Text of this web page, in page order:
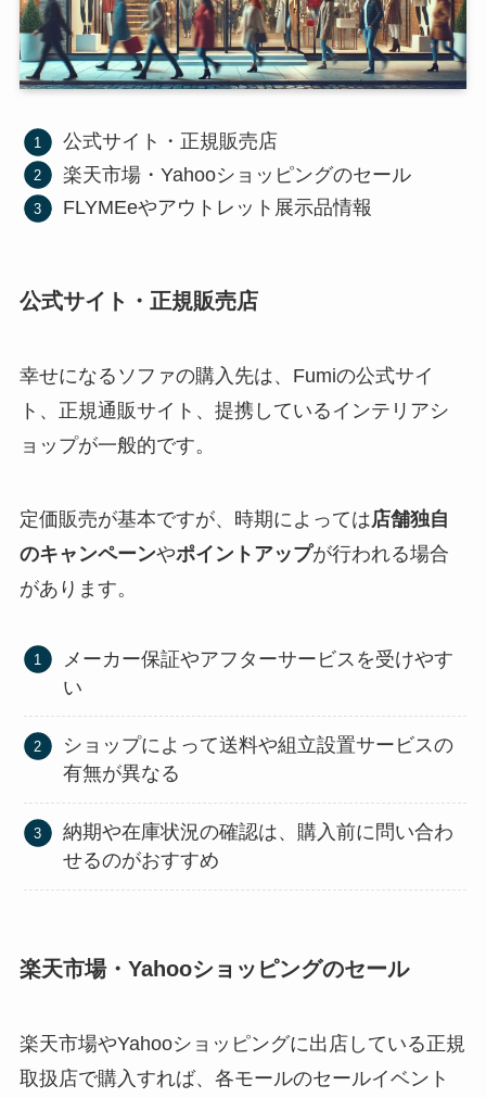
公式サイト・正規販売店
楽天市場・Yahooショッピングのセール
FLYMEeやアウトレット展示品情報
公式サイト・正規販売店
幸せになるソファの購入先は、Fumiの公式サイ
ト、正規通販サイト、提携しているインテリアシ
ョップが一般的です。
定価販売が基本ですが、時期によっては店舗独自
のキャンペーンやポイントアップが行われる場合
があります。
メーカー保証やアフターサービスを受けやす
い
ショップによって送料や組立設置サービスの
有無が異なる
納期や在庫状況の確認は、購入前に問い合わ
せるのがおすすめ
楽天市場・Yahooショッピングのセール
楽天市場やYahooショッピングに出店している正規
取扱店で購入すれば、各モールのセールイベント